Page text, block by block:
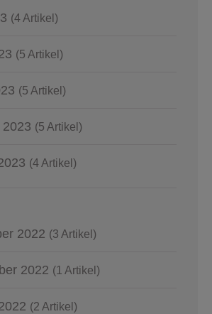
(4 Artikel)
(5 Artikel)
(5 Artikel)
(5 Artikel)
(4 Artikel)
2022 (3 Artikel)
2022 (1 Artikel)
(2 Artikel)